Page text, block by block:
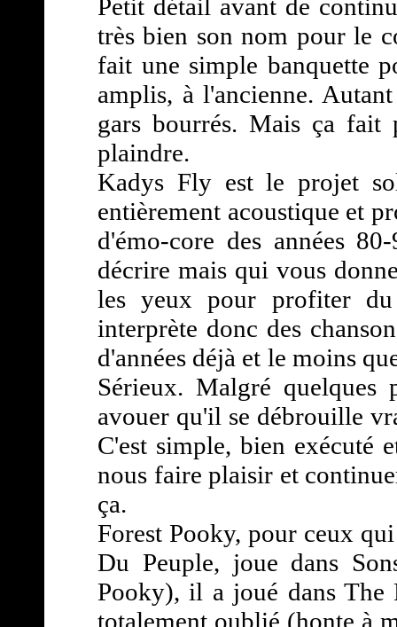
Petit détail avant de
très bien son nom pour le
fait une simple banquette
amplis, à l'ancienne.
gars bourrés. Mais ça fait
plaindre.
Kadys Fly est le projet
entièrement acoustique et
d'émo-core des années
décrire mais qui vous
les yeux pour profiter
interprète donc des
d'années déjà et le moins
Sérieux. Malgré
avouer qu'il se débrouille
C'est simple, bien exécuté
nous faire plaisir et
ça.
Forest Pooky, pour ceux
Du Peuple, joue dans
Pooky), il a joué dans The
totalement oublié (honte à